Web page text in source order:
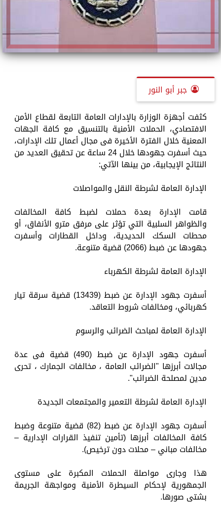
جبر أبو النور
كثفت أجهزة الوزارة بالإدارات العامة التابعة لقطاع الأمن
الافتصادي، الحملات الأمنية بالتنسيق مع كافة الجهات
المعنية خلال الفترة الأخيرة فى مجال أعمال تلك الإدارات،
حيث أسفرت جهودها خلال 24 ساعة عن تحقيق العديد من
النتائج الإيجابية، من بينها الآتي:
الإدارة العامة لشرطة النقل والمواصلات
قامت الإدارة بعدة حملات لضبط كافة المخالفات
والظواهر السلبية التي تؤثر على مرفق مترو الأنفاق، أو
محطات السكك الحديدية، وداخل القطارات وأسفرت
جهودها عن ضبط (2066) قضية متنوعة.
الإدارة العامة لشرطة الكهرباء
أسفرت جهود الإدارة عن ضبط (13439) قضية سرقة تيار
كهربائي، ومخالفات شروط التعاقد.
الإدارة العامة لمباحث الضرائب والرسوم
أسفرت جهود الإدارة عن ضبط (490) قضية فى عدة
مجالات أبرزها "الضرائب العامة ، مخالفات الجمارك ، تحرى
مدين لمصلحة الضرائب".
الإدارة العامة لشرطة التعمير والمجتمعات الجديدة
أسفرت جهود الإدارة عن ضبط (82) قضية متنوعة وضبط
كافة المخالفات أبرزها (تأمين تنفيذ القرارات الإدارية –
مخالفات مباني – محلات دون ترخيص).
هذا وجارى مواصلة الحملات المكبرة على مستوى
الجمهورية لإحكام السيطرة الأمنية ومواجهة الجريمة
بشتى صورها.